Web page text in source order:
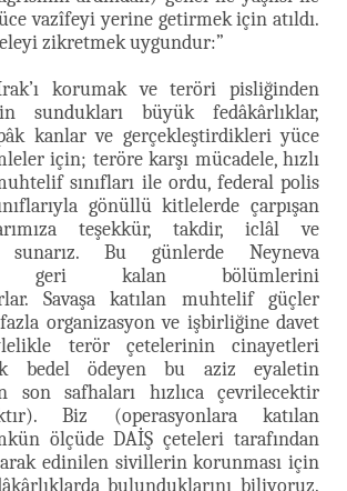
vazîfeyi yerine getirmek için atıldı.
zikretmek uygundur:”
korumak ve teröri pisliğinden
sundukları büyük fedâkârlıklar,
pâk kanlar ve gerçekleştirdikleri yüce
için; teröre karşı mücadele, hızlı
sınıfları ile ordu, federal polis
gönüllü kitlelerde çarpışan
teşekkür, takdir, iclâl ve
sunarız. Bu günlerde Neyneva
geri kalan bölümlerini
Savaşa katılan muhtelif güçler
fazla organizasyon ve işbirliğine davet
terör çetelerinin cinayetleri
bedel ödeyen bu aziz eyaletin
son safhaları hızlıca çevrilecektir
Biz (operasyonlara katılan
ölçüde DAİŞ çeteleri tarafından
edinilen sivillerin korunması için
bulunduklarını biliyoruz.